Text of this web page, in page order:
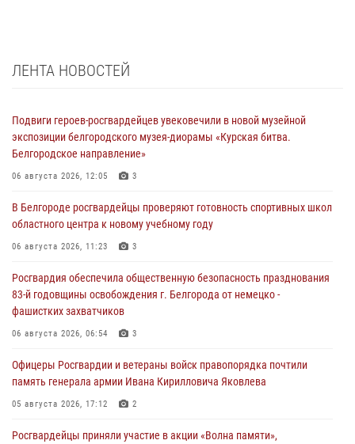
ЛЕНТА НОВОСТЕЙ
Подвиги героев‑росгвардейцев увековечили в новой музейной
экспозиции белгородского музея‑диорамы «Курская битва.
Белгородское направление»
06 августа 2026, 12:05 3
В Белгороде росгвардейцы проверяют готовность спортивных школ
областного центра к новому учебному году
06 августа 2026, 11:23 3
Росгвардия обеспечила общественную безопасность празднования
83-й годовщины освобождения г. Белгорода от немецко -
фашистких захватчиков
06 августа 2026, 06:54 3
Офицеры Росгвардии и ветераны войск правопорядка почтили
память генерала армии Ивана Кирилловича Яковлева
05 августа 2026, 17:12 2
Росгвардейцы приняли участие в акции «Волна памяти»,